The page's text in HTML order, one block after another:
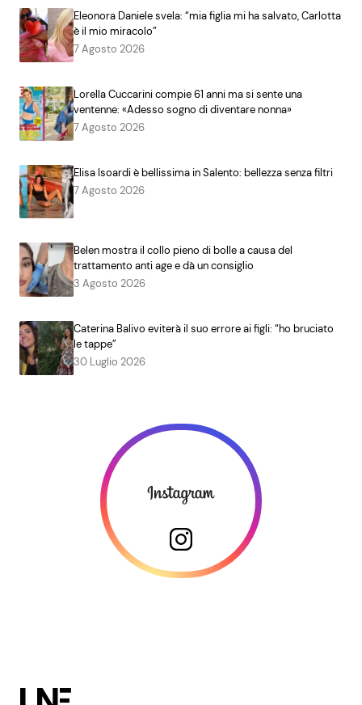
Eleonora Daniele svela: “mia figlia mi ha salvato, Carlotta
è il mio miracolo”
7 Agosto 2026
Lorella Cuccarini compie 61 anni ma si sente una
ventenne: «Adesso sogno di diventare nonna»
7 Agosto 2026
Elisa Isoardi è bellissima in Salento: bellezza senza filtri
7 Agosto 2026
Belen mostra il collo pieno di bolle a causa del
trattamento anti age e dà un consiglio
3 Agosto 2026
Caterina Balivo eviterà il suo errore ai figli: “ho bruciato
le tappe”
30 Luglio 2026